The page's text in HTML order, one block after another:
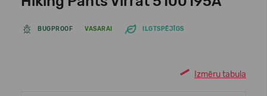
BUGPROOF VASARAI ILGTSPĒJĪGS
Izmēru tabula